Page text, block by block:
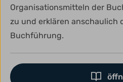
Organisationsmitteln der
zu und erklären anschaulich
Buchführung.